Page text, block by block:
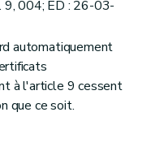
004; ED : 26-03-
automatiquement
à l'article 9 cessent
que ce soit.